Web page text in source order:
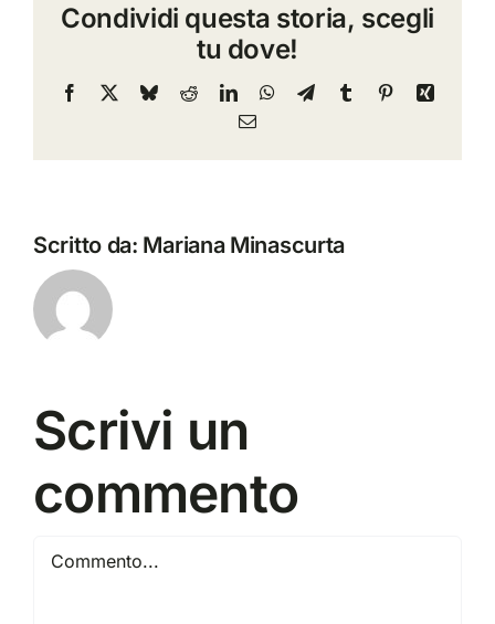
Condividi questa storia, scegli
tu dove!
Facebook BlueskyRedditLinkedInWhatsApp
TelegramTumblr PinterestXing
Email
Scritto da: Mariana Minascurta
Scrivi un
commento
Commento